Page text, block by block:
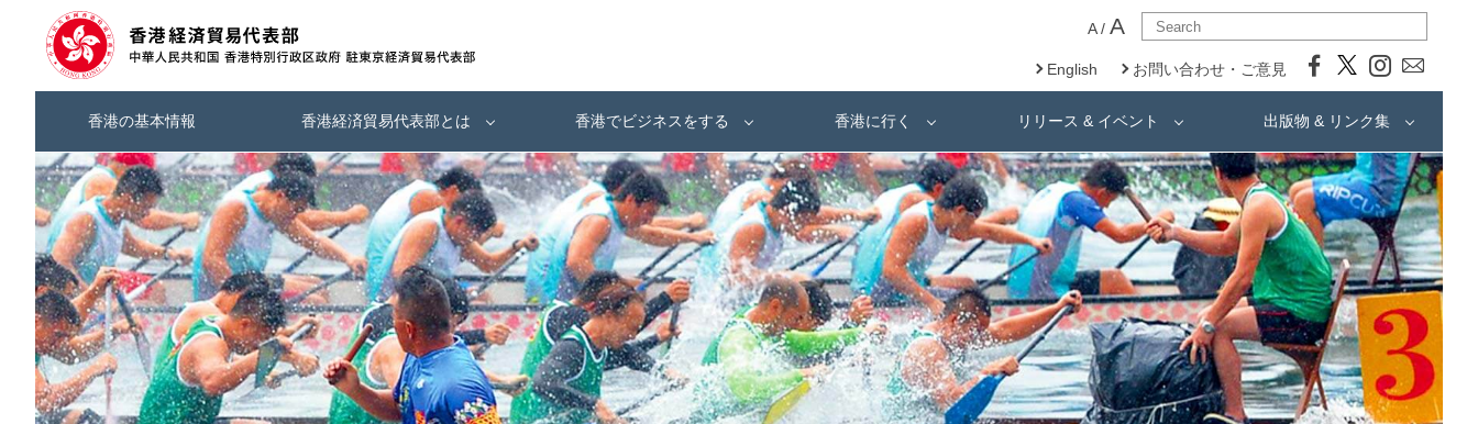
A/ A
English お問い合わせ・ご意見
香港の基本情報 香港経済貿易代表部とは 香港でビジネスをする 香港に行く リリース & イベント 出版物 & リンク集